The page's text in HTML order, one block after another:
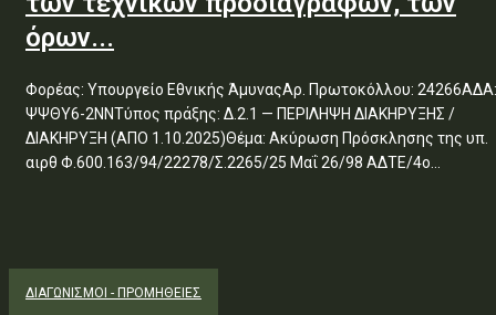
όρων...
Φορέας: Υπουργείο Εθνικής ΆμυναςΑρ. Πρωτοκόλλου: 24266ΑΔΑ:
ΨΨΘΥ6-2ΝΝΤύπος πράξης: Δ.2.1 — ΠΕΡΙΛΗΨΗ ΔΙΑΚΗΡΥΞΗΣ /
ΔΙΑΚΗΡΥΞΗ (ΑΠΟ 1.10.2025)Θέμα: Ακύρωση Πρόσκλησης της υπ.
αιρθ Φ.600.163/94/22278/Σ.2265/25 Μαΐ 26/98 ΑΔΤΕ/4ο...
ΔΙΑΓΩΝΙΣΜΟΊ - ΠΡΟΜΉΘΕΙΕΣ